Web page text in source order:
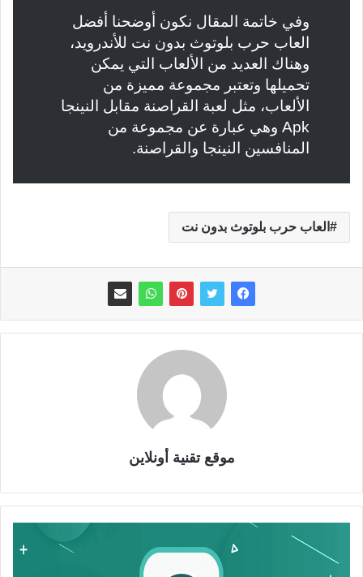
وفي خاتمة المقال نكون أوضحنا أفضل
العاب حرب بلوتوث بدون نت للأندرويد،
وهناك العديد من الألعاب التي يمكن
تحميلها وتعتبر مجموعة مميزة من
الألعاب، مثل لعبة القراصنة مقابل النينجا
Apk وهي عبارة عن مجموعة من
المنافسين النينجا والقراصنة.
العاب حرب بلوتوث بدون نت
موقع تقنية أونلاين